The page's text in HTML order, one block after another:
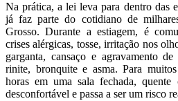
Na prática, a lei leva para dentro das
já faz parte do cotidiano de
Grosso. Durante a estiagem, é
crises alérgicas, tosse, irritação nos
garganta, cansaço e agravamento
rinite, bronquite e asma. Para
horas em uma sala fechada,
desconfortável e passa a ser um risco